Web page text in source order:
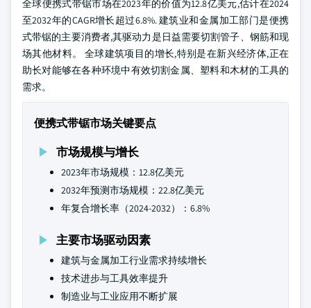
全球便携式带锯市场在2023年的价值为12.8亿美元,估计在2024
至2032年的CAGR增长超过6.8%. 建筑业和金属加工部门是便携
式带锯的主要消费者,其驱动力是日益需要切割管子、钢筋和现
场其他材料。 全球建筑项目的增长,特别是在新兴经济体,正在
助长对能够在各种环境中有效切割金属、塑料和木材的工具的
需求。
便携式带锯市场关键要点
市场规模与增长
2023年市场规模：12.8亿美元
2032年预测市场规模：22.8亿美元
年复合增长率（2024-2032）：6.8%
主要市场驱动因素
建筑与金属加工行业需求持续增长
技术进步与工具效率提升
制造业与工业应用不断扩展